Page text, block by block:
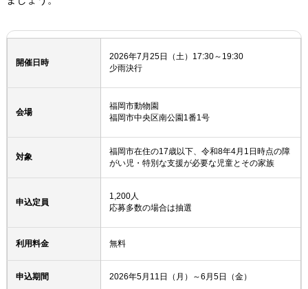
開催日時
2026年7月25日（土）17:30～19:30
少雨決行
会場
福岡市動物園
福岡市中央区南公園1番1号
対象
福岡市在住の17歳以下、令和8年4月1日時点の障
がい児・特別な支援が必要な児童とその家族
申込定員
1,200人
応募多数の場合は抽選
利用料金 無料
申込期間 2026年5月11日（月）～6月5日（金）